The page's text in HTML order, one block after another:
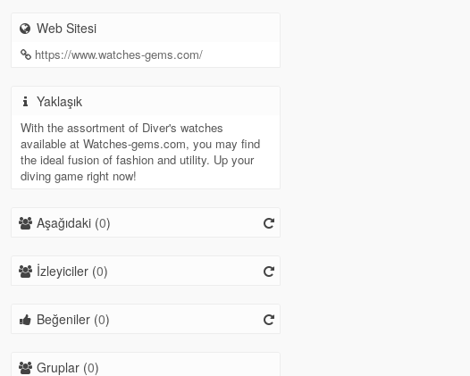
Web Sitesi
https://www.watches-gems.com/
Yaklaşık
With the assortment of Diver's watches
available at Watches-gems.com, you may find
the ideal fusion of fashion and utility. Up your
diving game right now!
Aşağıdaki (0)
İzleyiciler (0)
Beğeniler (0)
Gruplar (0)